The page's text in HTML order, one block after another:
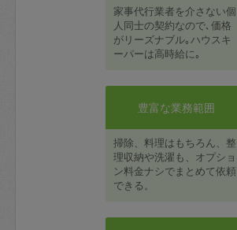
家事代行業者を介さない個
人同士の契約なので､価格
がリーズナブル｡ハウスキ
ーパーは高時給に｡
豊富な業務範囲
掃除、料理はもちろん、整
理収納や洗濯も、オプショ
ン料金ナシでまとめて依頼
できる。